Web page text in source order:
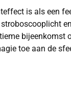
is als een
toe aan de